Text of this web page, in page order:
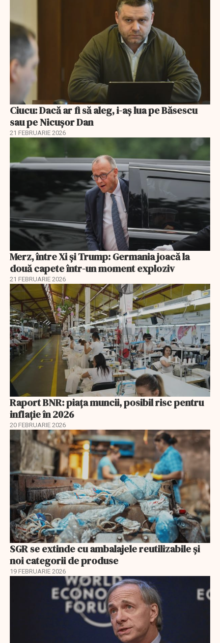
Ciucu: Dacă ar fi să aleg, i-aș lua pe Băsescu
sau pe Nicușor Dan
21 FEBRUARIE 2026
Merz, între Xi și Trump: Germania joacă la
două capete într-un moment exploziv
21 FEBRUARIE 2026
Raport BNR: piața muncii, posibil risc pentru
inflație în 2026
20 FEBRUARIE 2026
SGR se extinde cu ambalajele reutilizabile și
noi categorii de produse
19 FEBRUARIE 2026